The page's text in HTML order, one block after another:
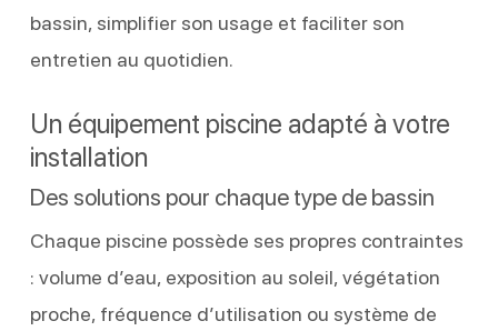
bassin, simplifier son usage et faciliter son
entretien au quotidien.
Un équipement piscine adapté à votre
installation
Des solutions pour chaque type de bassin
Chaque piscine possède ses propres contraintes
: volume d’eau, exposition au soleil, végétation
proche, fréquence d’utilisation ou système de